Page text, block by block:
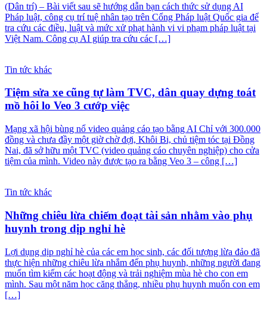
(Dân trí) – Bài viết sau sẽ hướng dẫn bạn cách thức sử dụng AI
Pháp luật, công cụ trí tuệ nhân tạo trên Cổng Pháp luật Quốc gia để
tra cứu các điều, luật và mức xử phạt hành vi vi phạm pháp luật tại
Việt Nam. Công cụ AI giúp tra cứu các […]
Tin tức khác
Tiệm sửa xe cũng tự làm TVC, dân quay dựng toát
mồ hôi lo Veo 3 cướp việc
Mạng xã hội bùng nổ video quảng cáo tạo bằng AI Chỉ với 300.000
đồng và chưa đầy một giờ chờ đợi, Khôi Bi, chủ tiệm tóc tại Đồng
Nai, đã sở hữu một TVC (video quảng cáo chuyên nghiệp) cho cửa
tiệm của mình. Video này được tạo ra bằng Veo 3 – công […]
Tin tức khác
Những chiêu lừa chiếm đoạt tài sản nhằm vào phụ
huynh trong dịp nghỉ hè
Lợi dụng dịp nghỉ hè của các em học sinh, các đối tượng lừa đảo đã
thực hiện những chiêu lừa nhắm đến phụ huynh, những người đang
muốn tìm kiếm các hoạt động và trải nghiệm mùa hè cho con em
mình. Sau một năm học căng thẳng, nhiều phụ huynh muốn con em
[…]